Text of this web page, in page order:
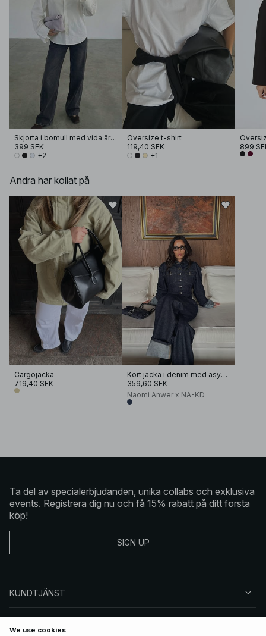
Skjorta i bomull med vida ärmar
399 SEK
+2
Oversize t-shirt
119,40 SEK
+1
899
Andra har kollat på
Cargojacka
719,40 SEK
Kort jacka i denim med asymmetrisk fåll
359,60 SEK
Naomi Anwer x NA-KD
Ta del av specialerbjudanden, unika collabs och exklusiva
events. Registrera dig nu och få 15% rabatt på ditt första
köp!
SIGN UP
KUNDTJÄNST